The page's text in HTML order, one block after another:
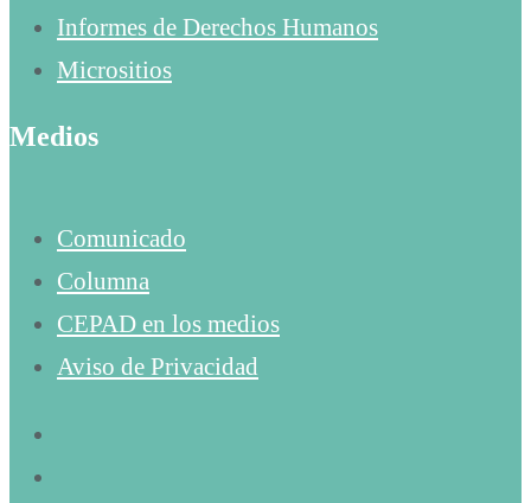
Informes de Derechos Humanos
Micrositios
Medios
Comunicado
Columna
CEPAD en los medios
Aviso de Privacidad